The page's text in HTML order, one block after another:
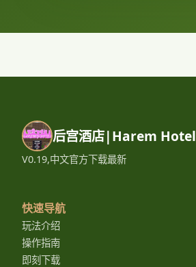
后宫酒店|Harem Hotel
V0.19,中文官方下载最新
快速导航
玩法介绍
操作指南
即刻下载